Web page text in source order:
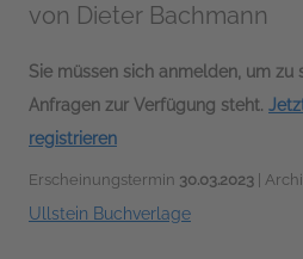
von Dieter Bachmann
Sie müssen sich anmelden, um zu
Anfragen zur Verfügung steht.
registrieren
Erscheinungstermin 30.03.2023 |
Ullstein Buchverlage